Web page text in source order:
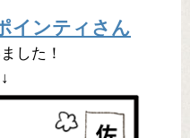
インティさん
した！